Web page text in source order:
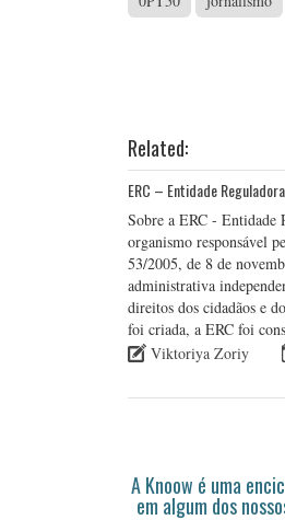
Related:
ERC – Entidade
Sobre a ERC - Entidade
organismo responsável
53/2005, de 8 de
administrativa
direitos dos cidadãos e
foi criada, a ERC foi
Viktoriya Zoriy
A Knoow é uma
em algum dos